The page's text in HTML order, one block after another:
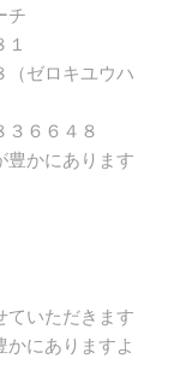
チ
ゼロキユウハ
６６４８
豊かにあります
ていただきます
にありますよ